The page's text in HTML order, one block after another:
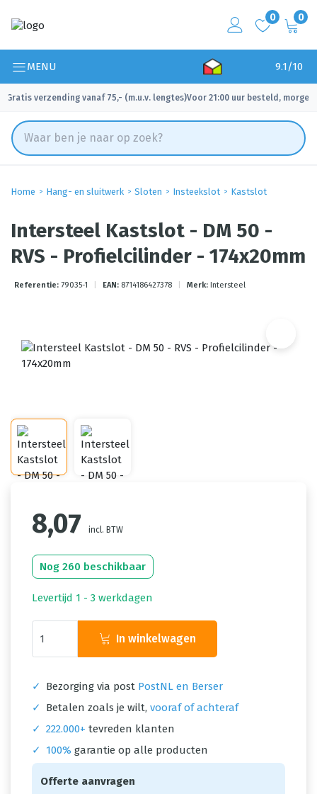
0 0
MENU 9.1/10
Gratis verzending vanaf 75,- (m.u.v. lengtes)
✓ Voor 21:00 uur besteld, morgen
Home Hang- en sluitwerk Sloten Insteekslot Kastslot
Intersteel Kastslot - DM 50 -
RVS - Profielcilinder - 174x20mm
Referentie: 79035-1 EAN: 8714186427378 Merk: Intersteel
8,07 incl. BTW
Nog 260 beschikbaar
Levertijd 1 - 3 werkdagen
In winkelwagen
✓ Bezorging via post PostNL en Berser
✓
Betalen zoals je wilt, vooraf of achteraf
✓ 222.000+ tevreden klanten
✓
100% garantie op alle producten
Offerte aanvragen